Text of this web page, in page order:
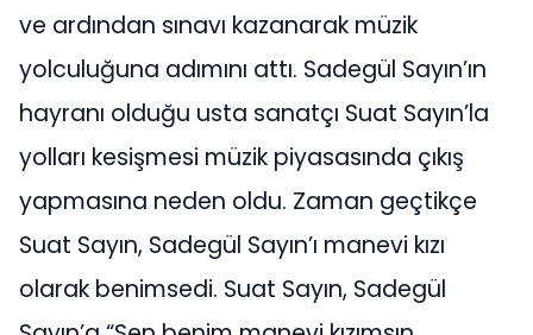
ve ardından sınavı kazanarak müzik
yolculuğuna adımını attı. Sadegül Sayın’ın
hayranı olduğu usta sanatçı Suat Sayın’la
yolları kesişmesi müzik piyasasında çıkış
yapmasına neden oldu. Zaman geçtikçe
Suat Sayın, Sadegül Sayın’ı manevi kızı
olarak benimsedi. Suat Sayın, Sadegül